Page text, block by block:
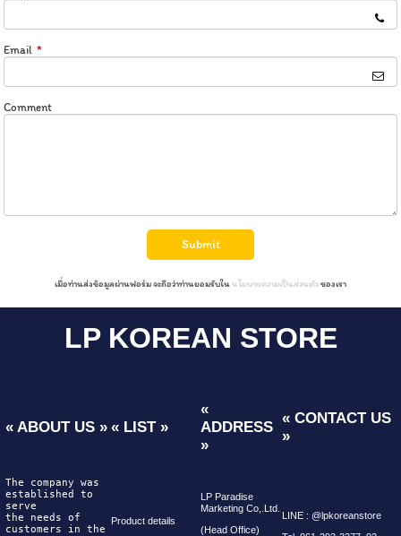
Email *
Comment
Submit
เมื่อท่านส่งข้อมูลผ่านฟอร์ม จะถือว่าท่านยอมรับในนโยบายความเป็นส่วนตัวของเรา
LP KOREAN STORE
« ABOUT US » « LIST »
«
ADDRESS
»
« CONTACT US
»
The company was
established to
serve
the needs of
customers in the
Product details
LP Paradise
Marketing Co,.Ltd.
(Head Office)
LINE : @lpkoreanstore